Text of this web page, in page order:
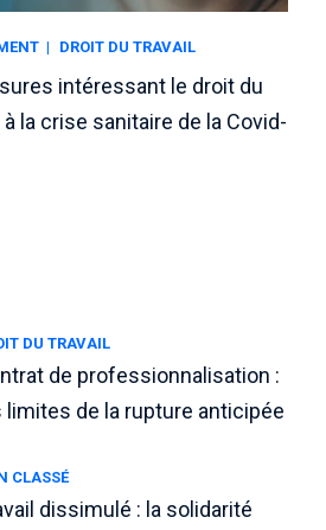
intéressant le droit du
la crise sanitaire de la Covid-
DROIT DU TRAVAIL
DU TRAVAIL
de professionnalisation :
limites de la rupture anticipée
CLASSÉ
dissimulé : la solidarité